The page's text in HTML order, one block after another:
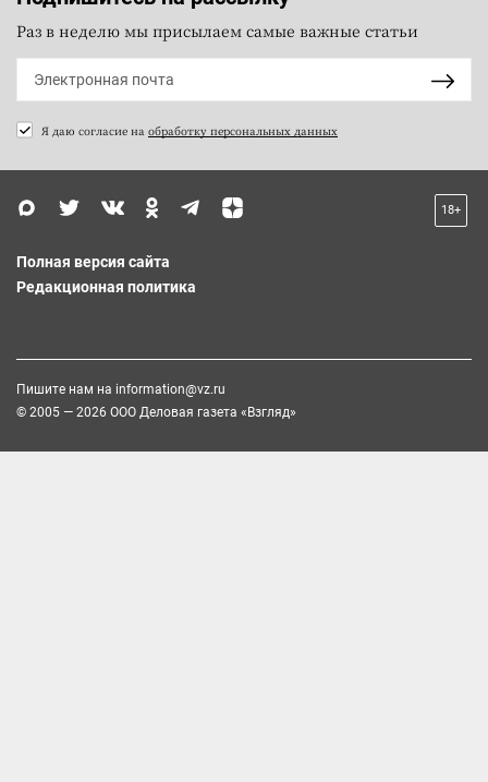
Раз в неделю мы присылаем самые важные статьи
Я даю согласие на обработку персональных данных
18+
Полная версия сайта
Редакционная политика
Пишите нам на information@vz.ru
© 2005 — 2026 ООО Деловая газета «Взгляд»